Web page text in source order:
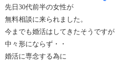
先日30代前半の女性が
無料相談に来られました。
今までも婚活はしてきたそうですが
中々形にならず・・
婚活に専念する為に